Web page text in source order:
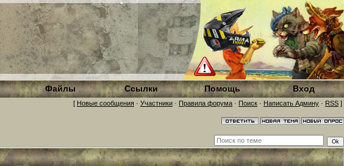
Файлы Ссылки Помощь Вход
[ Новые сообщения · Участники · Правила форума · Поиск · Написать Админу · RSS ]